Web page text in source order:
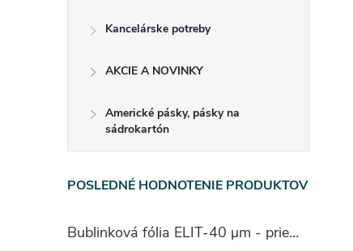
Kancelárske potreby
AKCIE A NOVINKY
Americké pásky, pásky na
sádrokartón
POSLEDNÉ HODNOTENIE PRODUKTOV
Bublinková fólia ELIT-40 μm - priemer bubliny 1cm